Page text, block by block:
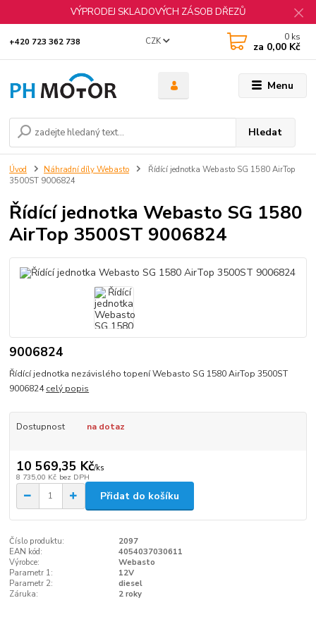
VÝPRODEJ SKLADOVÝCH ZÁSOB DŘEZŮ
Menu
CZK
Hledat
+420 723 362 738 0 ks
za 0,00 Kč
Úvod Náhradní díly Webasto
Řídící jednotka Webasto SG 1580 AirTop
3500ST 9006824
Řídící jednotka Webasto SG 1580
AirTop 3500ST 9006824
9006824
Řídící jednotka nezávislého topení Webasto SG 1580 AirTop 3500ST
9006824celý popis
Dostupnost na dotaz
10 569,35 Kč/ks
8 735,00 Kč bez DPH
Přidat do košíku
Číslo produktu:
2097
EAN kód:
4054037030611
Výrobce:
Webasto
Parametr 1:
12V
Parametr 2:
diesel
Záruka:
2 roky